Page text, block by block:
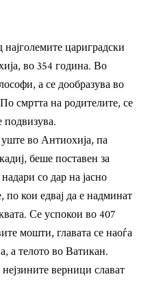
цариградски
во 354 година. Во
а се дообразува во
смртта на родителите, се
подвизува.
уште во Антиохија, па
беше поставен за
со дар на јасно
кои едвај да е надминат
Се успокои во 407
мошти, главата се наоѓа
а телото во Ватикан.
верници слават